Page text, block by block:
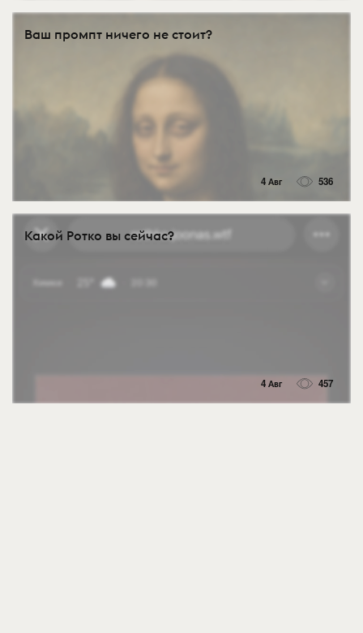
Ваш промпт ничего не стоит?
4 Авг 536
Какой Ротко вы сейчас?
4 Авг 457